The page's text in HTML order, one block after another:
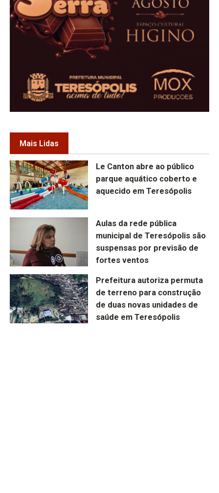
Mais Lidas
Le Canton abre ao público
parque aquático coberto e
aquecido em Teresópolis
Aulas da rede pública
municipal de Teresópolis são
suspensas por previsão de
fortes ventos
Prefeitura autoriza permuta
de terreno para construção
de duas novas unidades de
saúde em Teresópolis